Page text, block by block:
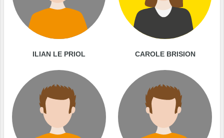
ILIAN LE PRIOL CAROLE BRISION